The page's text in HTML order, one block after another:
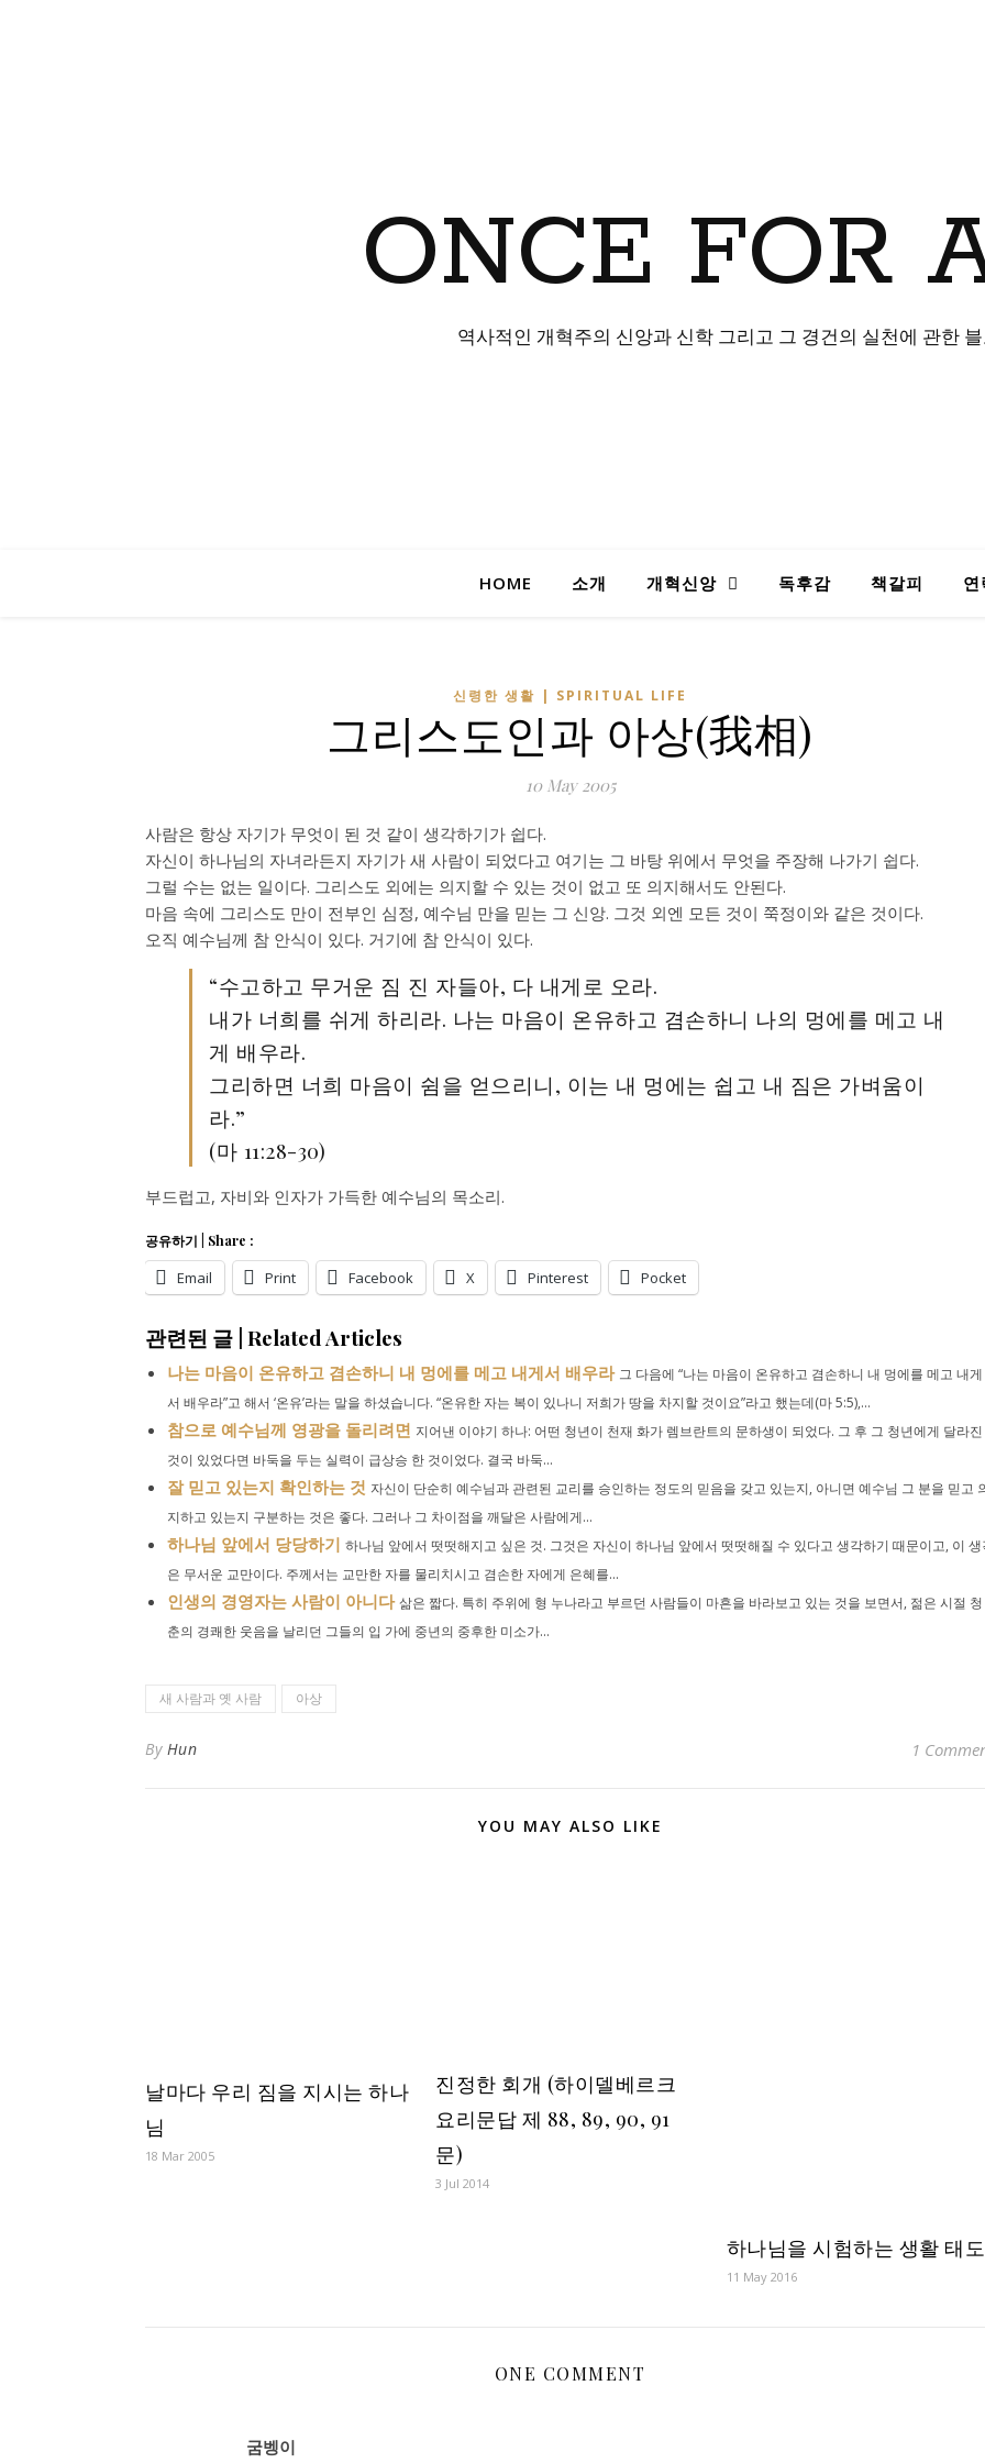
ONCE FOR
역사적인 개혁주의 신앙과 신학 그리고 그 경건의 실천에 관한
HOME 소개 개혁신앙 독후감 책갈피 연
신령한 생활 | SPIRITUAL LIFE
그리스도인과 아상(我相)
10 May 2005
사람은 항상 자기가 무엇이 된 것 같이 생각하기가 쉽다.
자신이 하나님의 자녀라든지 자기가 새 사람이 되었다고 여기는 그 바탕 위에서 무엇을 주장해 나가기 쉽다.
그럴 수는 없는 일이다. 그리스도 외에는 의지할 수 있는 것이 없고 또 의지해서도 안된다.
마음 속에 그리스도 만이 전부인 심정, 예수님 만을 믿는 그 신앙. 그것 외엔 모든 것이 쭉정이와 같은 것이다.
오직 예수님께 참 안식이 있다. 거기에 참 안식이 있다.
“수고하고 무거운 짐 진 자들아, 다 내게로 오라.
내가 너희를 쉬게 하리라. 나는 마음이 온유하고 겸손하니 나의 멍에를 메고 내
게 배우라.
그리하면 너희 마음이 쉼을 얻으리니, 이는 내 멍에는 쉽고 내 짐은 가벼움이
라.”
(마 11:28-30)
부드럽고, 자비와 인자가 가득한 예수님의 목소리.
공유하기 | Share :
Email Print Facebook X Pinterest Pocket
관련된 글 | Related Articles
나는 마음이 온유하고 겸손하니 내 멍에를 메고 내게서 배우라 그 다음에 “나는 마음이 온유하고 겸손하니 내 멍에를 메고 내게
서 배우라”고 해서 ‘온유’라는 말을 하셨습니다. “온유한 자는 복이 있나니 저희가 땅을 차지할 것이요”라고 했는데(마 5:5),...
참으로 예수님께 영광을 돌리려면 지어낸 이야기 하나: 어떤 청년이 천재 화가 렘브란트의 문하생이 되었다. 그 후 그 청년에게 달라진
것이 있었다면 바둑을 두는 실력이 급상승 한 것이었다. 결국 바둑...
잘 믿고 있는지 확인하는 것 자신이 단순히 예수님과 관련된 교리를 승인하는 정도의 믿음을 갖고 있는지, 아니면 예수님 그 분을 믿고
지하고 있는지 구분하는 것은 좋다. 그러나 그 차이점을 깨달은 사람에게...
하나님 앞에서 당당하기 하나님 앞에서 떳떳해지고 싶은 것. 그것은 자신이 하나님 앞에서 떳떳해질 수 있다고 생각하기 때문이고, 이 생
은 무서운 교만이다. 주께서는 교만한 자를 물리치시고 겸손한 자에게 은혜를...
인생의 경영자는 사람이 아니다 삶은 짧다. 특히 주위에 형 누나라고 부르던 사람들이 마흔을 바라보고 있는 것을 보면서, 젊은 시절 청
춘의 경쾌한 웃음을 날리던 그들의 입 가에 중년의 중후한 미소가...
새 사람과 옛 사람 아상
By Hun 1
YOU MAY ALSO LIKE
날마다 우리 짐을 지시는 하나
님
18 Mar 2005
진정한 회개 (하이델베르크
요리문답 제 88, 89, 90, 91
문)
3 Jul 2014
하나님을 시험하는 생활 태도
11 May 2016
ONE COMMENT
굼벵이